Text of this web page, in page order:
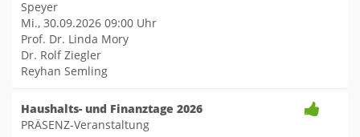
Speyer
Mi., 30.09.2026 09:00 Uhr
Prof. Dr. Linda Mory
Dr. Rolf Ziegler
Reyhan Semling
Haushalts- und Finanztage 2026
PRÄSENZ-Veranstaltung